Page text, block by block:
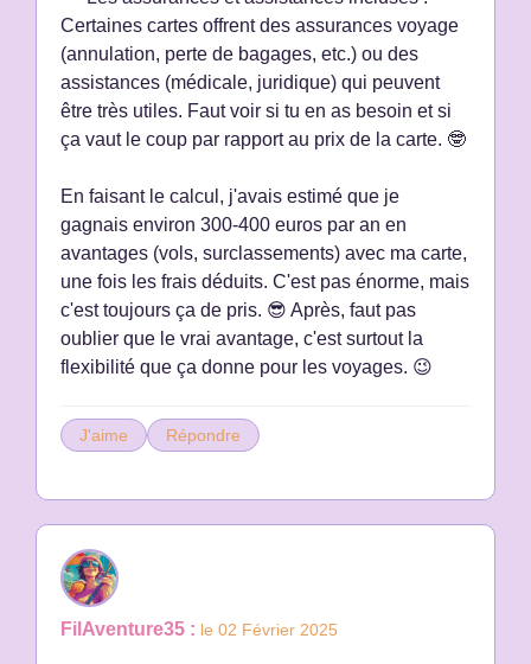
Certaines cartes offrent des assurances voyage
(annulation, perte de bagages, etc.) ou des
assistances (médicale, juridique) qui peuvent
être très utiles. Faut voir si tu en as besoin et si
ça vaut le coup par rapport au prix de la carte. 🤓
En faisant le calcul, j'avais estimé que je
gagnais environ 300-400 euros par an en
avantages (vols, surclassements) avec ma carte,
une fois les frais déduits. C'est pas énorme, mais
c'est toujours ça de pris. 😎 Après, faut pas
oublier que le vrai avantage, c'est surtout la
flexibilité que ça donne pour les voyages. 😉
J'aime Répondre
FilAventure35 : le 02 Février 2025